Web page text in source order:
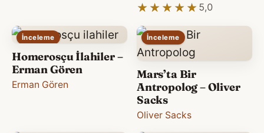
★★★★★
★★★★★ 5,0
İnceleme
Homerosçu İlahiler –
Erman Gören
Erman Gören
İnceleme
Mars’ta Bir
Antropolog – Oliver
Sacks
Oliver Sacks